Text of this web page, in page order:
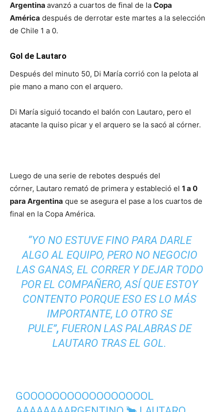
Argentina avanzó a cuartos de final de la Copa
América después de derrotar este martes a la selección
de Chile 1 a 0.
Gol de Lautaro
Después del minuto 50, Di María corrió con la pelota al
pie mano a mano con el arquero.
Di María siguió tocando el balón con Lautaro, pero el
atacante la quiso picar y el arquero se la sacó al córner.
Luego de una serie de rebotes después del
córner, Lautaro remató de primera y estableció el 1 a 0
para Argentina que se asegura el pase a los cuartos de
final en la Copa América.
“YO NO ESTUVE FINO PARA DARLE
ALGO AL EQUIPO, PERO NO NEGOCIO
LAS GANAS, EL CORRER Y DEJAR TODO
POR EL COMPAÑERO, ASÍ QUE ESTOY
CONTENTO PORQUE ESO ES LO MÁS
IMPORTANTE, LO OTRO SE
PULE”, FUERON LAS PALABRAS DE
LAUTARO TRAS EL GOL.
GOOOOOOOOOOOOOOOOOL